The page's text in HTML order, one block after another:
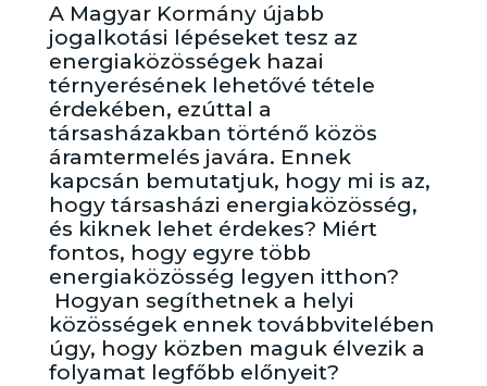
A Magyar Kormány újabb
jogalkotási lépéseket tesz az
energiaközösségek hazai
térnyerésének lehetővé tétele
érdekében, ezúttal a
társasházakban történő közös
áramtermelés javára. Ennek
kapcsán bemutatjuk, hogy mi is az,
hogy társasházi energiaközösség,
és kiknek lehet érdekes? Miért
fontos, hogy egyre több
energiaközösség legyen itthon?
Hogyan segíthetnek a helyi
közösségek ennek továbbvitelében
úgy, hogy közben maguk élvezik a
folyamat legfőbb előnyeit?